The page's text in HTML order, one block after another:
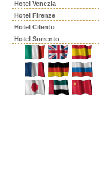
Hotel Venezia
Hotel Firenze
Hotel Cilento
Hotel Sorrento